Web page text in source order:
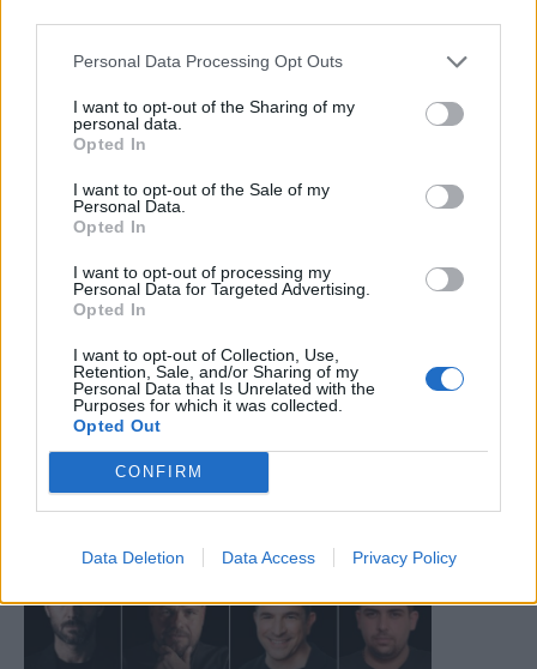
Personal Data Processing Opt Outs
I want to opt-out of the Sharing of my
personal data.
Opted In
I want to opt-out of the Sale of my
Personal Data.
Opted In
I want to opt-out of processing my
Personal Data for Targeted Advertising.
Opted In
I want to opt-out of Collection, Use,
Retention, Sale, and/or Sharing of my
Personal Data that Is Unrelated with the
Purposes for which it was collected.
Opted Out
CONFIRM
Data Deletion Data Access Privacy Policy